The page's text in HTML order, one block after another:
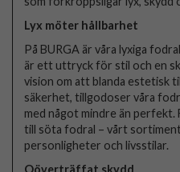
Lyx möter hållbarhet
På BURGA är våra lyxiga
är ett uttryck för stil och en
vision om att blanda estetisk
säkerhet, tillgodoser våra
med något mindre än
till söta fodral – vårt
personligheter och livsstilar.
Oöverträffat skydd